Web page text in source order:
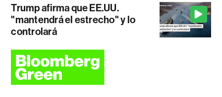
Trump afirma que EE.UU.
"mantendrá el estrecho" y lo
controlará